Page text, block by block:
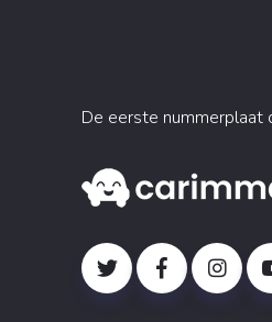
De eerste nummerplaat